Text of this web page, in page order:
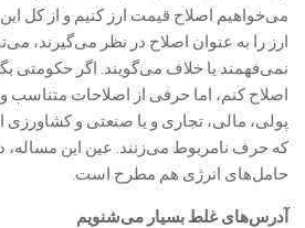
می‌خواهیم اصلاح قیمت ارز کنیم و از کل
ارز را به عنوان اصلاح در نظر می‌گیرند،
نمی‌فهمند یا خلاف می‌گویند. اگر حکومتی
اصلاح کنم، اما حرفی از اصلاحات
پولی، مالی، تجاری و یا صنعتی و کشاورزی
که حرف نامربوط می‌زنند. عین این مساله،
حامل‌های انرژی هم مطرح است.
آدرس‌های غلط بسیار می‌شنویم